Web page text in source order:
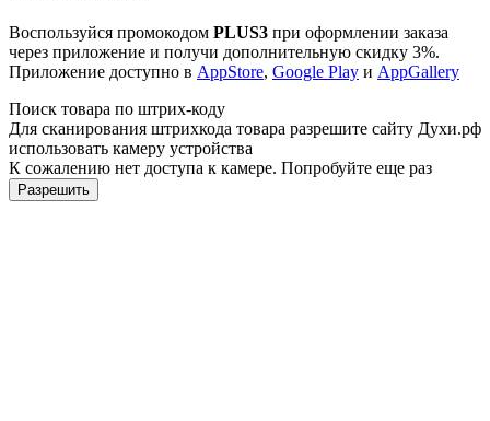
Воспользуйся промокодом PLUS3 при оформлении заказа
через приложение и получи дополнительную скидку 3%.
Приложение доступно в AppStore, Google Play и AppGallery
Поиск товара по штрих-коду
Для сканирования штрихкода товара разрешите сайту Духи.рф
использовать камеру устройства
К сожалению нет доступа к камере. Попробуйте еще раз
Разрешить